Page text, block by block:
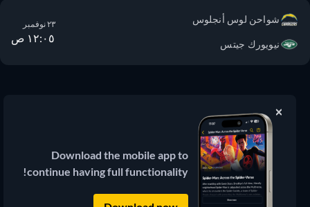
شواحن لوس أنجلوس
نيويورك جيتس ١٢:٠٥ ص
JustWatch دليل بث الأفلام والمسلسلات
(3.13.0) جميع المحتويات الخارجية تظل ملكاً
لمالكها الشرعي.
Download the mobile app to
continue having full functionality!